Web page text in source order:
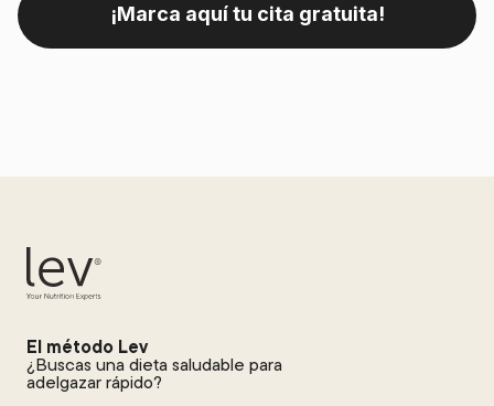
¡Marca aquí tu cita gratuita!
El método Lev
¿Buscas una dieta saludable para
adelgazar rápido?